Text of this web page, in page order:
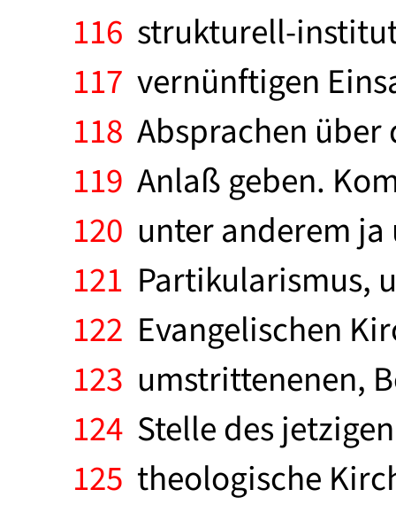
116 strukturell-
117 vernünftigen
118 Absprachen
119 Anlaß geben.
120 unter anderem
121 Partikularismus,
122 Evangelischen
123 umstrittenenen,
124 Stelle des
125 theologische